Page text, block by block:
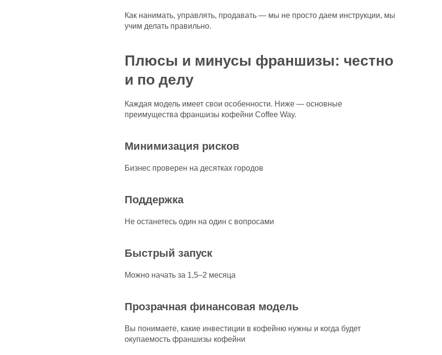
Как нанимать, управлять, продавать — мы не просто даем инструкции, мы
учим делать правильно.
Плюсы и минусы франшизы: честно
и по делу
Каждая модель имеет свои особенности. Ниже — основные
преимущества франшизы кофейни Coffee Way.
Минимизация рисков
Бизнес проверен на десятках городов
Поддержка
Не останетесь один на один с вопросами
Быстрый запуск
Можно начать за 1,5–2 месяца
Прозрачная финансовая модель
Вы понимаете, какие инвестиции в кофейню нужны и когда будет
окупаемость франшизы кофейни